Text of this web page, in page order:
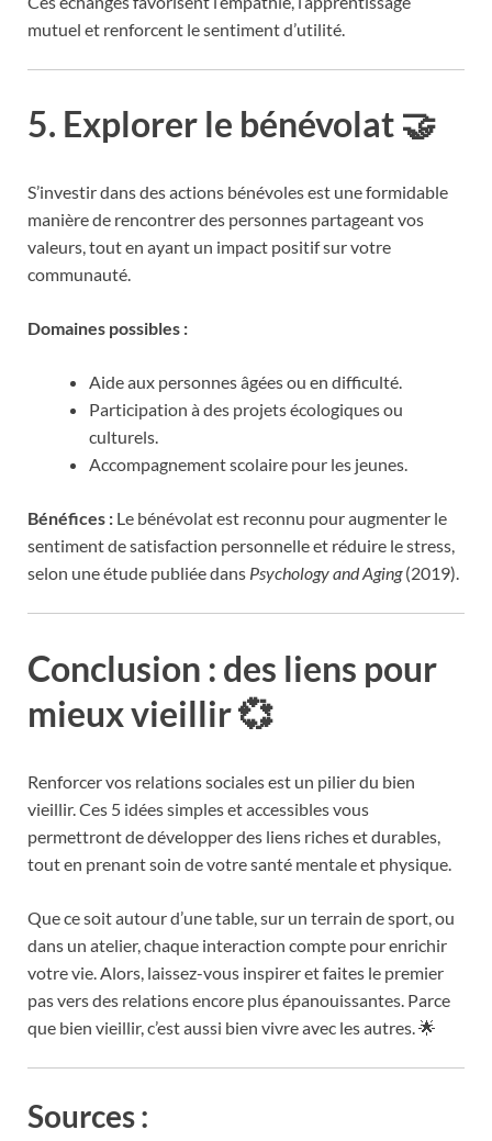
mutuel et renforcent le sentiment d’utilité.
5. Explorer le bénévolat 🤝
S’investir dans des actions bénévoles est une formidable
manière de rencontrer des personnes partageant vos
valeurs, tout en ayant un impact positif sur votre
communauté.
Domaines possibles :
Aide aux personnes âgées ou en difficulté.
Participation à des projets écologiques ou
culturels.
Accompagnement scolaire pour les jeunes.
Bénéfices : Le bénévolat est reconnu pour augmenter le
sentiment de satisfaction personnelle et réduire le stress,
selon une étude publiée dans Psychology and Aging(2019).
Conclusion : des liens pour
mieux vieillir 💞
Renforcer vos relations sociales est un pilier du bien
vieillir. Ces 5 idées simples et accessibles vous
permettront de développer des liens riches et durables,
tout en prenant soin de votre santé mentale et physique.
Que ce soit autour d’une table, sur un terrain de sport, ou
dans un atelier, chaque interaction compte pour enrichir
votre vie. Alors, laissez-vous inspirer et faites le premier
pas vers des relations encore plus épanouissantes. Parce
que bien vieillir, c’est aussi bien vivre avec les autres. 🌟
Sources :